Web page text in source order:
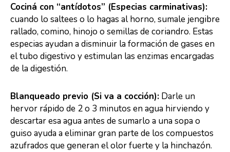
Cociná con “antídotos” (Especias carminativas):
cuando lo saltees o lo hagas al horno, sumale jengibre
rallado, comino, hinojo o semillas de coriandro. Estas
especias ayudan a disminuir la formación de gases en
el tubo digestivo y estimulan las enzimas encargadas
de la digestión.
Blanqueado previo (Si va a cocción): Darle un
hervor rápido de 2 o 3 minutos en agua hirviendo y
descartar esa agua antes de sumarlo a una sopa o
guiso ayuda a eliminar gran parte de los compuestos
azufrados que generan el olor fuerte y la hinchazón.